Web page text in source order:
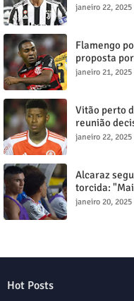
janeiro 22, 2025
Flamengo
proposta
janeiro 21, 2025
Vitão perto
reunião
milionária
janeiro 22, 2025
Alcaraz
torcida:
janeiro 20, 2025
Hot Posts